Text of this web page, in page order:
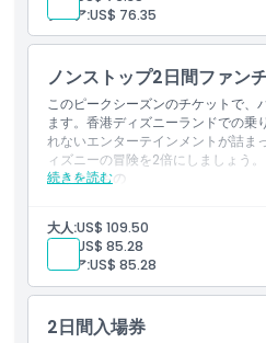
シニア:US$ 76.35
ノンストップ2日間ファン
このピークシーズンのチケットで、
ます。香港ディズニーランドでの乗
れないエンターテインメントが詰ま
ィズニーの冒険を2倍にしましょう。
続きを読む
含まれるもの
みください。
ライド、ショー、ディズニーの
さが2倍になります。
大人:US$ 109.50
子供: US$ 85.28
シニア:US$ 85.28
2日間入場券